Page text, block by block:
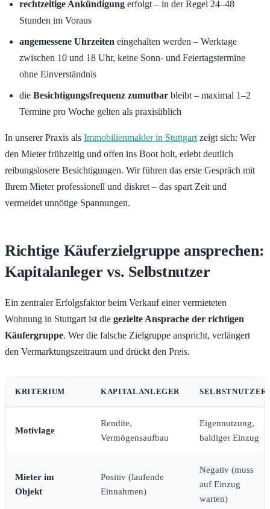
rechtzeitige Ankündigung erfolgt – in der Regel 24–48
Stunden im Voraus
angemessene Uhrzeiten eingehalten werden – Werktage
zwischen 10 und 18 Uhr, keine Sonn- und Feiertagstermine
ohne Einverständnis
die Besichtigungsfrequenz zumutbar bleibt – maximal 1–2
Termine pro Woche gelten als praxisüblich
In unserer Praxis als Immobilienmakler in Stuttgart zeigt sich: Wer
den Mieter frühzeitig und offen ins Boot holt, erlebt deutlich
reibungslosere Besichtigungen. Wir führen das erste Gespräch mit
Ihrem Mieter professionell und diskret – das spart Zeit und
vermeidet unnötige Spannungen.
Richtige Käuferzielgruppe ansprechen:
Kapitalanleger vs. Selbstnutzer
Ein zentraler Erfolgsfaktor beim Verkauf einer vermieteten
Wohnung in Stuttgart ist die gezielte Ansprache der richtigen
Käufergruppe. Wer die falsche Zielgruppe anspricht, verlängert
den Vermarktungszeitraum und drückt den Preis.
KRITERIUM KAPITALANLEGER SELBSTNUTZER
Motivlage
Rendite,
Vermögensaufbau
Eigennutzung,
baldiger Einzug
Mieter im
Objekt
Positiv (laufende
Einnahmen)
Negativ (muss
auf Einzug
warten)